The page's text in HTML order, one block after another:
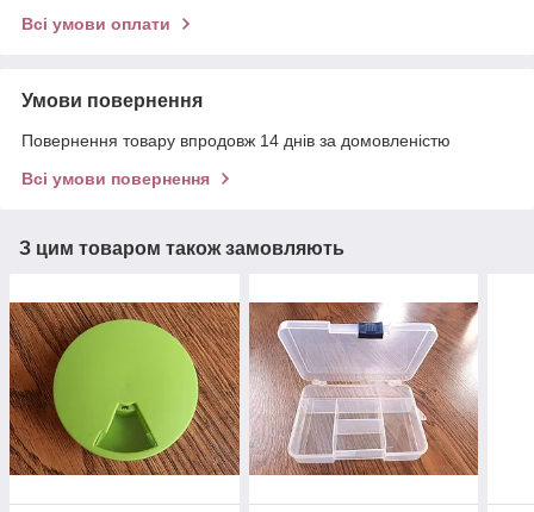
Всі умови оплати
Умови повернення
Повернення товару впродовж 14 днів за домовленістю
Всі умови повернення
З цим товаром також замовляють